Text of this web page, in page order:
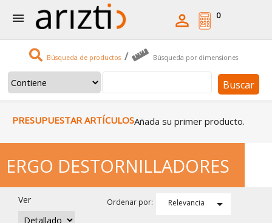
 
Búsqueda de productos / Búsqueda por dimensiones
Buscar
0
PRESUPUESTAR ARTÍCULOSAñada su primer producto.
ERGO DESTORNILLADORES
Ver Ordenar por: Relevancia 